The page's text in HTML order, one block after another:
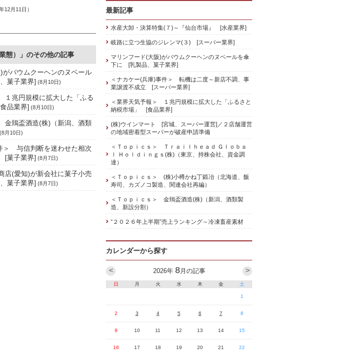
12月11日）
態）」のその他の記事
がバウムクーヘンのヌベール
菓子業界] (8月10日)
兆円規模に拡大した「ふる
品業界] (8月10日)
金鵄盃酒造(株)（新潟、酒類
(8月10日)
＞ 与信判断を迷わせた相次
[菓子業界] (8月7日)
店(愛知)が新会社に菓子小売
菓子業界] (8月7日)
最新記事
水産大卸・決算特集(７)～『仙台市場』 [水産業界]
岐路に立つ生協のジレンマ(３) [スーパー業界]
マリンフード(大阪)がバウムクーヘンのヌベールを傘
下に [乳製品、菓子業界]
＜ナカケー(兵庫)事件＞ 転機は二度～新店不調、事
業譲渡不成立 [スーパー業界]
＜業界天気予報＞ １兆円規模に拡大した「ふるさと
納税市場」 [食品業界]
(株)ウインマート [宮城、スーパー運営]／２店舗運営
の地域密着型スーパーが破産申請準備
＜Ｔｏｐｉｃｓ＞ Ｔｒａｉｌｈｅａｄ Ｇｌｏｂａ
ｌ Ｈｏｌｄｉｎｇｓ(株)（東京、持株会社、資金調
達）
＜Ｔｏｐｉｃｓ＞ (株)小樽かね丁鍛冶（北海道、飯
寿司、カズノコ製造、関連会社再編）
＜Ｔｏｐｉｃｓ＞ 金鵄盃酒造(株)（新潟、酒類製
造、新設分割）
“２０２６年上半期”売上ランキング～冷凍畜産素材
カレンダーから探す
2026年 8月の記事 >
<
日 月 火 水 木 金 土
1
2 3 4 5 6 7 8
9 10 11 12 13 14 15
16 17 18 19 20 21 22